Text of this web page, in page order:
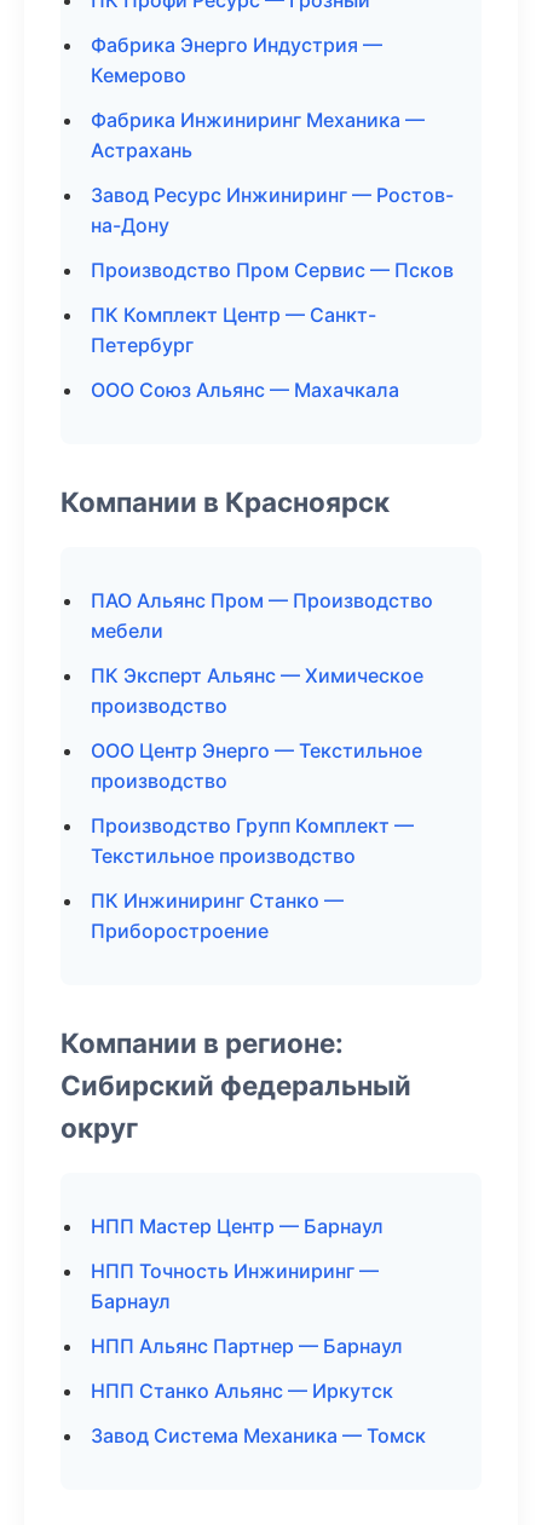
Фабрика Энерго Индустрия —
Кемерово
Фабрика Инжиниринг Механика —
Астрахань
Завод Ресурс Инжиниринг — Ростов-
на-Дону
Производство Пром Сервис — Псков
ПК Комплект Центр — Санкт-
Петербург
ООО Союз Альянс — Махачкала
Компании в Красноярск
ПАО Альянс Пром — Производство
мебели
ПК Эксперт Альянс — Химическое
производство
ООО Центр Энерго — Текстильное
производство
Производство Групп Комплект —
Текстильное производство
ПК Инжиниринг Станко —
Приборостроение
Компании в регионе:
Сибирский федеральный
округ
НПП Мастер Центр — Барнаул
НПП Точность Инжиниринг —
Барнаул
НПП Альянс Партнер — Барнаул
НПП Станко Альянс — Иркутск
Завод Система Механика — Томск